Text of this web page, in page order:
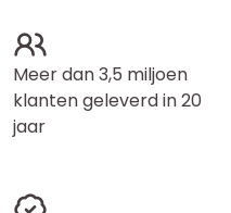
Meer dan 3,5 miljoen
klanten geleverd in 20
jaar